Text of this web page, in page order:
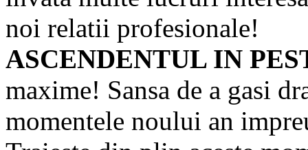
noi relatii profesionale!
ASCENDENTUL IN
maxime! Sansa de a gasi
momentele noului an